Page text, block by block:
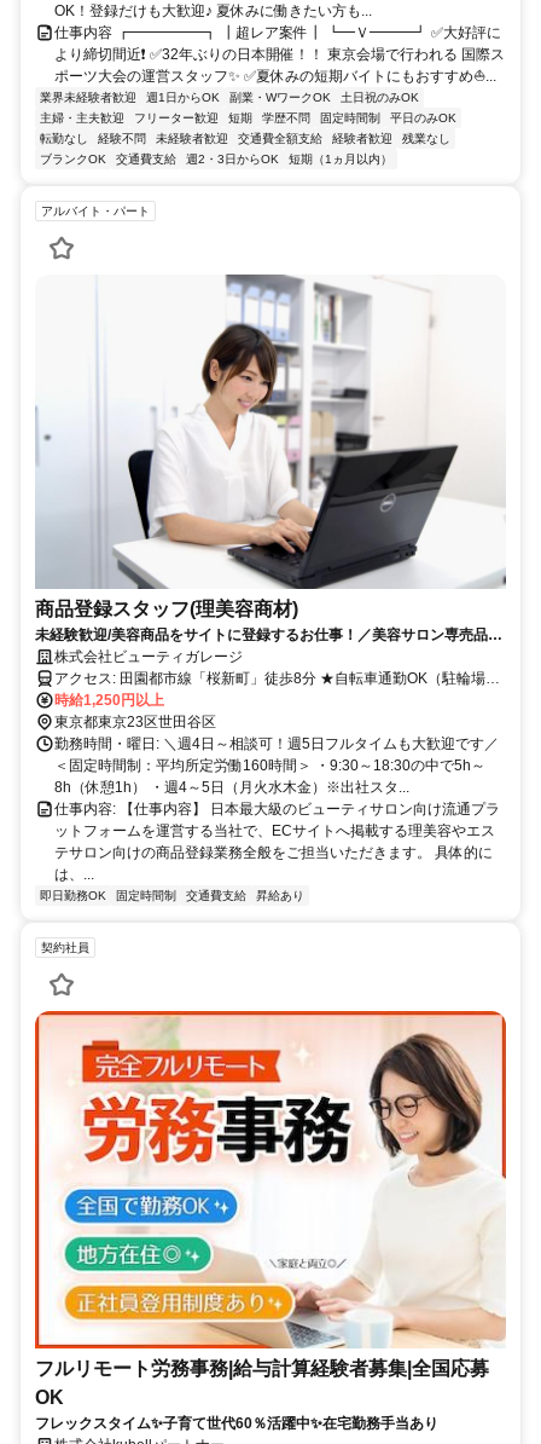
OK！登録だけも大歓迎♪ 夏休みに働きたい方も...
仕事内容 ┏━━━━━┓ ┃超レア案件┃ ┗━Ｖ━━━┛ ✅大好評に
より締切間近❗ ✅32年ぶりの日本開催！！ 東京会場で行われる 国際ス
ポーツ大会の運営スタッフ✨ ✅夏休みの短期バイトにもおすすめ⛵...
業界未経験者歓迎 週1日からOK 副業・WワークOK
土日祝のみOK
主婦・主夫歓迎
フリーター歓迎 短期 学歴不問 固定時間制
平日のみOK
転勤なし
経験不問 未経験者歓迎 交通費全額支給 経験者歓迎
残業なし
ブランクOK
交通費支給 週2・3日からOK 短期（1ヵ月以内）
アルバイト・パート
商品登録スタッフ(理美容商材)
未経験歓迎/美容商品をサイトに登録するお仕事！／美容サロン専売品社
割あり／服装・髪色・ネイル自由♪
株式会社ビューティガレージ
アクセス: 田園都市線「桜新町」徒歩8分 ★自転車通勤OK（駐輪場あ
り）
時給1,250円以上
東京都東京23区世田谷区
勤務時間・曜日: ＼週4日～相談可！週5日フルタイムも大歓迎です／
＜固定時間制：平均所定労働160時間＞ ・9:30～18:30の中で5h～
8h（休憩1h） ・週4～5日（月火水木金）※出社スタ...
仕事内容: 【仕事内容】 日本最大級のビューティサロン向け流通プラ
ットフォームを運営する当社で、ECサイトへ掲載する理美容やエス
テサロン向けの商品登録業務全般をご担当いただきます。 具体的に
は、...
即日勤務OK 固定時間制 交通費支給 昇給あり
契約社員
フルリモート労務事務|給与計算経験者募集|全国応募
OK
フレックスタイム✨子育て世代60％活躍中✨在宅勤務手当あり